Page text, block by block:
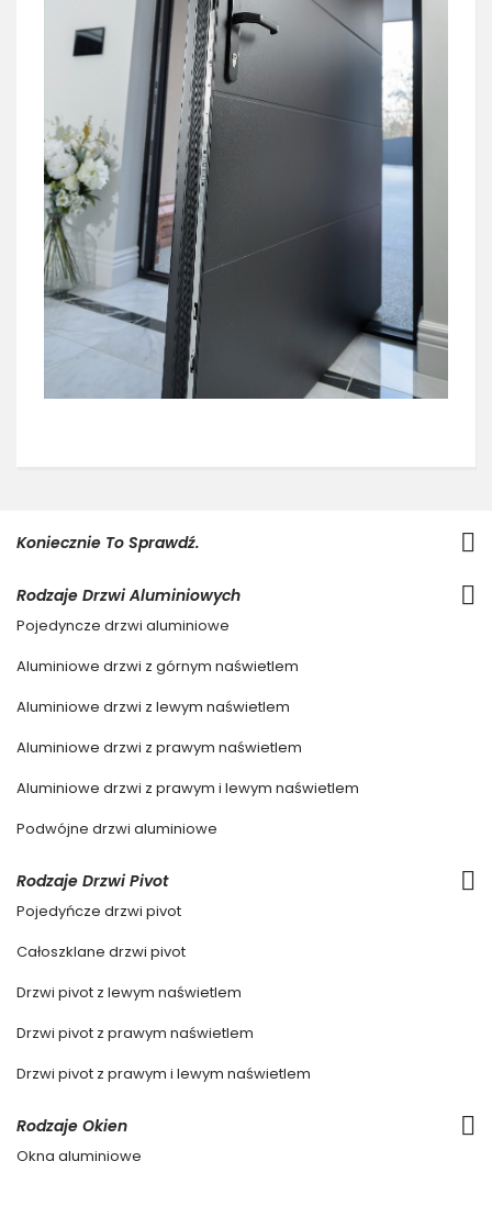
Koniecznie To Sprawdź.
Rodzaje Drzwi Aluminiowych
Pojedyncze drzwi aluminiowe
Aluminiowe drzwi z górnym naświetlem
Aluminiowe drzwi z lewym naświetlem
Aluminiowe drzwi z prawym naświetlem
Aluminiowe drzwi z prawym i lewym naświetlem
Podwójne drzwi aluminiowe
Rodzaje Drzwi Pivot
Pojedyńcze drzwi pivot
Całoszklane drzwi pivot
Drzwi pivot z lewym naświetlem
Drzwi pivot z prawym naświetlem
Drzwi pivot z prawym i lewym naświetlem
Rodzaje Okien
Okna aluminiowe